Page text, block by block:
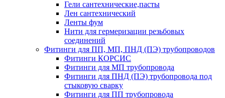
Гели сантехнические,пасты
Лен сантехнический
Ленты фум
Нити для гермеризации резьбовых
соединений
Фитинги для ПП, МП, ПНД (ПЭ) трубопроводов
Фитинги КОРСИС
Фитинги для МП трубопровода
Фитинги для ПНД (ПЭ) трубопровода под
стыковую сварку
Фитинги для ПП трубопровода